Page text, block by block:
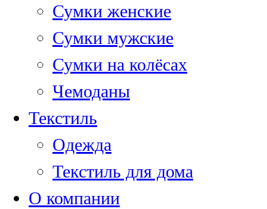
Сумки женские
Сумки мужские
Сумки на колёсах
Чемоданы
Текстиль
Одежда
Текстиль для дома
О компании